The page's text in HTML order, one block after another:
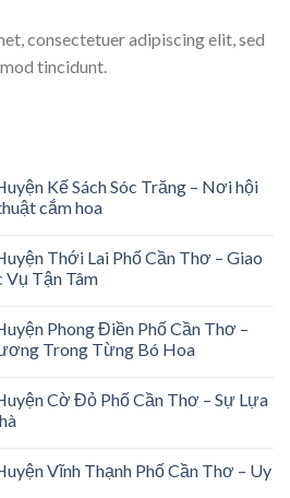
consectetuer adipiscing elit, sed
tincidunt.
Kế Sách Sóc Trăng – Nơi hội
cắm hoa
Thới Lai Phố Cần Thơ – Giao
Vụ Tận Tâm
Phong Điền Phố Cần Thơ –
Trong Từng Bó Hoa
Cờ Đỏ Phố Cần Thơ – Sự Lựa
Vĩnh Thạnh Phố Cần Thơ – Uy